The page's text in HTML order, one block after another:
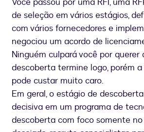
de seleção em vários estágios,
com vários fornecedores e
negociou um acordo de
Ninguém culpará você por querer
descoberta termine logo, porém
pode custar muito caro.
Em geral, o estágio de
decisiva em um programa de
descoberta com foco somente